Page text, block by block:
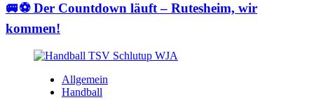
🚐⚽ Der Countdown läuft – Rutesheim, wir
kommen!
Allgemein
Handball